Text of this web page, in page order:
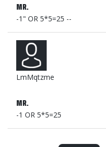
MR.
-1" OR 5*5=25 --
LmMqtzme
MR.
-1 OR 5*5=25